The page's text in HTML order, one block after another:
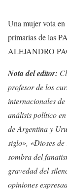
Una mujer vota
primarias de las
ALEJANDRO
Nota del editor:
profesor de los
internacionales
análisis político
de Argentina y
siglo», «Dioses
sombra del
gravedad del
opiniones